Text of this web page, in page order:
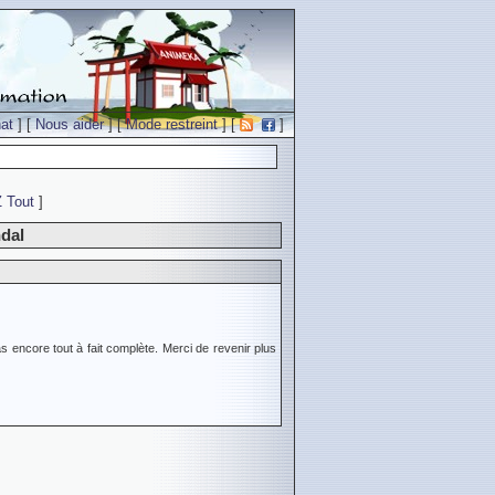
] [Nous aider] [Mode restreint] [ ]
Tout ]
encore tout à fait complète. Merci de revenir plus